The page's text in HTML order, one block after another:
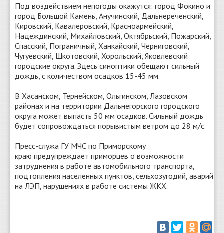
Под воздействием непогоды окажутся: город Фокино и
город Большой Камень, Анучинский, Дальнереченский,
Кировский, Кавалеровский, Красноармейский,
Надеждинский, Михайловский, Октябрьский, Пожарский,
Спасский, Пограничный, Ханкайский, Черниговский,
Чугуевский, Шкотовский, Хорольский, Яковлевский
городские округа. Здесь синоптики обещают сильный
дождь, с количеством осадков 15-45 мм.
В Хасанском, Тернейском, Ольгинском, Лазовском
районах и на территории Дальнегорского городского
округа может выпасть 50 мм осадков. Сильный дождь
будет сопровождаться порывистым ветром до 28 м/с.
Пресс-служа ГУ МЧС по Приморскому
краю предупреждает приморцев о возможности
затруднения в работе автомобильного транспорта,
подтопления населенных пунктов, сельхозугодий, аварий
на ЛЭП, нарушениях в работе системы ЖКХ.